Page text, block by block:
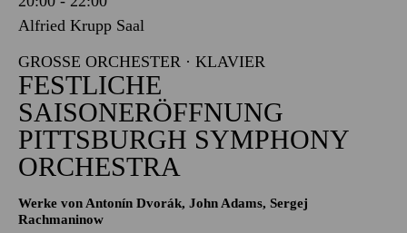
Alfried Krupp Saal
GROSSE ORCHESTER · KLAVIER
FESTLICHE
SAISONERÖFFNUNG
PITTSBURGH SYMPHONY
ORCHESTRA
Werke von Antonín Dvorák, John Adams, Sergej
Rachmaninow